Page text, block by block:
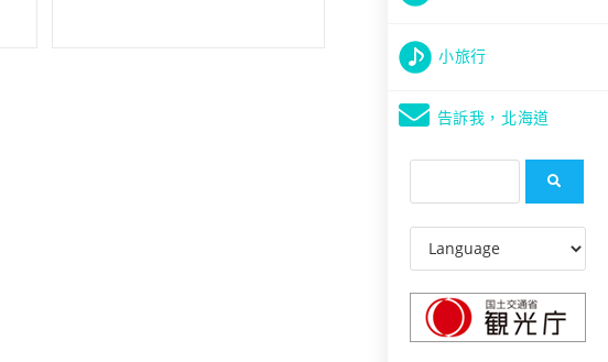
小旅行
告訴我，北海道